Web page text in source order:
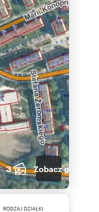
3 Zobacz galerię
RODZAJ DZIAŁKI